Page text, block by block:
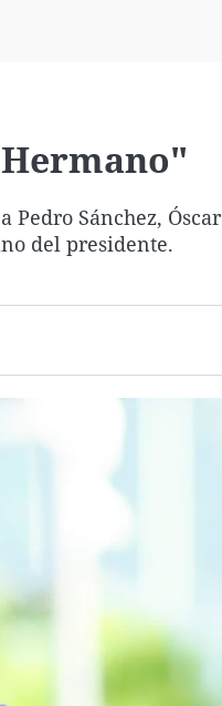
Pedro Sánchez, Óscar
del presidente.